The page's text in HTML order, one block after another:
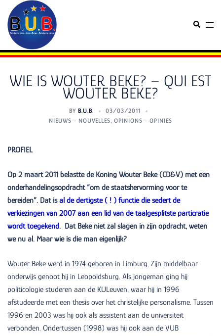
content
Search
WIE IS WOUTER BEKE? – QUI EST
WOUTER BEKE?
BY B.U.B.
03/03/2011
NIEUWS - NOUVELLES, OPINIONS - OPINIES
PROFIEL
Op 2 maart 2011 belastte de Koning Wouter Beke (CD&V) met een
onderhandelingsopdracht “om de staatshervorming voor te
bereiden”. Dat isal de dertigste ( ! ) functie die sedert de
verkiezingen van 2007 aan een lid van de taalgesplitste particratie
wordt toegekend. Dat Beke niet zal slagen in zijn opdracht, weten
we nu al. Maar wie is die man eigenlijk?
Wouter Beke werd in 1974 geboren in Limburg. Zijn middelbaar
onderwijs genoot hij in Leopoldsburg. Als jongeman ging hij
politicologie studeren aan de KULeuven, waar hij in 1996
afstudeerde met een thesis over het christelijke personalisme. Tussen
1996 en 2003 was hij ook als assistent aan de universiteit
verbonden. Ondertussen (1998) was hij ook aan de VUB